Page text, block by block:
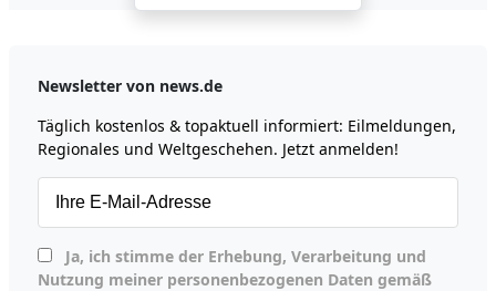
Newsletter von news.de
Täglich kostenlos & topaktuell informiert: Eilmeldungen,
Regionales und Weltgeschehen. Jetzt anmelden!
Nutzung meiner personenbezogenen Daten gemäß